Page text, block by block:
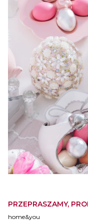
PRZEPRASZAMY,
home&you